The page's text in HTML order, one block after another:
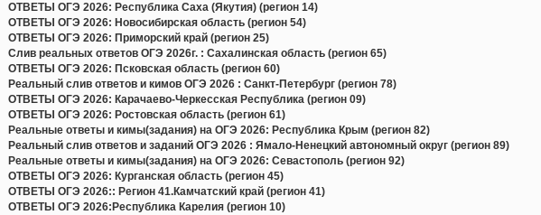
ОТВЕТЫ ОГЭ 2026: Республика Саха (Якутия) (регион 14)
ОТВЕТЫ ОГЭ 2026: Новосибирская область (регион 54)
ОТВЕТЫ ОГЭ 2026: Приморский край (регион 25)
Слив реальных ответов ОГЭ 2026г. : Сахалинская область (регион 65)
ОТВЕТЫ ОГЭ 2026: Псковская область (регион 60)
Реальный слив ответов и кимов ОГЭ 2026 : Санкт-Петербург (регион 78)
ОТВЕТЫ ОГЭ 2026: Карачаево-Черкесская Республика (регион 09)
ОТВЕТЫ ОГЭ 2026: Ростовская область (регион 61)
Реальные ответы и кимы(задания) на ОГЭ 2026: Республика Крым (регион 82)
Реальный слив ответов и заданий ОГЭ 2026 : Ямало-Ненецкий автономный округ (регион 89)
Реальные ответы и кимы(задания) на ОГЭ 2026: Севастополь (регион 92)
ОТВЕТЫ ОГЭ 2026: Курганская область (регион 45)
ОТВЕТЫ ОГЭ 2026:: Регион 41.Камчатский край (регион 41)
ОТВЕТЫ ОГЭ 2026:Республика Карелия (регион 10)